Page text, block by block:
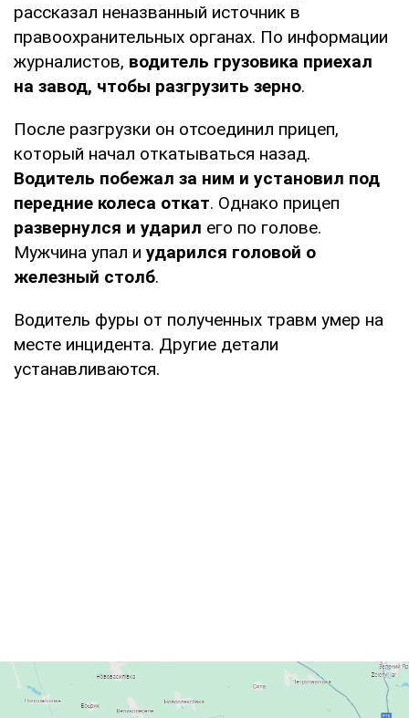
рассказал неназванный источник в
правоохранительных органах. По информации
журналистов, водитель грузовика приехал
на завод, чтобы разгрузить зерно.
После разгрузки он отсоединил прицеп,
который начал откатываться назад.
Водитель побежал за ним и установил под
передние колеса откат. Однако прицеп
развернулся и ударил его по голове.
Мужчина упал и ударился головой о
железный столб.
Водитель фуры от полученных травм умер на
месте инцидента. Другие детали
устанавливаются.